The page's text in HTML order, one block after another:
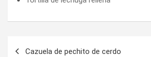
Cazuela de pechito de cerdo